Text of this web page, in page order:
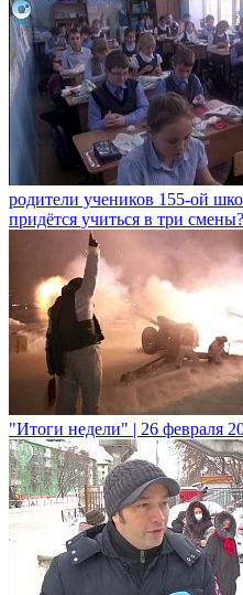
родители учеников 155-ой
придётся учиться в три смены?
"Итоги недели" | 26 февраля